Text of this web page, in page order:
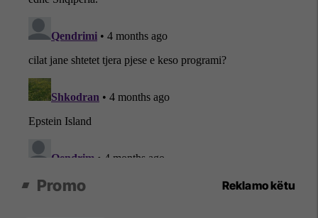
Promo Reklamo këtu